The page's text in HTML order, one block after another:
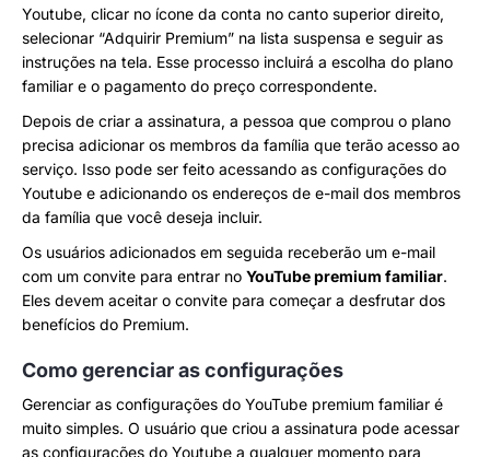
Youtube, clicar no ícone da conta no canto superior direito,
selecionar “Adquirir Premium” na lista suspensa e seguir as
instruções na tela. Esse processo incluirá a escolha do plano
familiar e o pagamento do preço correspondente.
Depois de criar a assinatura, a pessoa que comprou o plano
precisa adicionar os membros da família que terão acesso ao
serviço. Isso pode ser feito acessando as configurações do
Youtube e adicionando os endereços de e-mail dos membros
da família que você deseja incluir.
Os usuários adicionados em seguida receberão um e-mail
com um convite para entrar no YouTube premium familiar.
Eles devem aceitar o convite para começar a desfrutar dos
benefícios do Premium.
Como gerenciar as configurações
Gerenciar as configurações do YouTube premium familiar é
muito simples. O usuário que criou a assinatura pode acessar
as configurações do Youtube a qualquer momento para